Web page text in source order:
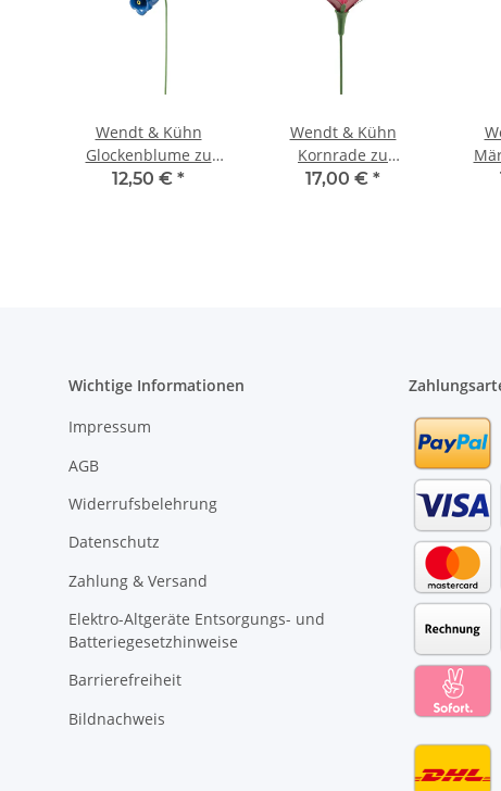
Wendt & Kühn
Glockenblume zu
Blumenkind 5248/3B
12,50 € *
Wendt & Kühn
Kornrade zu
Blumenkind 5248/15B
17,00 € *
Wichtige Informationen
Impressum
AGB
Widerrufsbelehrung
Datenschutz
Zahlung & Versand
Elektro-Altgeräte Entsorgungs- und
Batteriegesetzhinweise
Barrierefreiheit
Bildnachweis